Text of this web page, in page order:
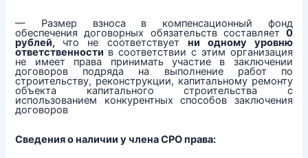
— Размер взноса в компенсационный фонд
обеспечения договорных обязательств составляет 0
рублей, что не соответствует ни одному уровню
ответственности в соответствии с этим организация
не имеет права принимать участие в заключении
договоров подряда на выполнение работ по
строительству, реконструкции, капитальному ремонту
объекта капитального строительства с
использованием конкурентных способов заключения
договоров
Сведения о наличии у члена СРО права: